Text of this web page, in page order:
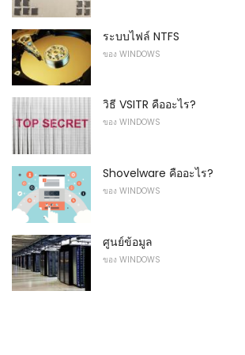
ระบบไฟล์ NTFS
ของ WINDOWS
วิธี VSITR คืออะไร?
ของ WINDOWS
Shovelware คืออะไร?
ของ WINDOWS
ศูนย์ข้อมูล
ของ WINDOWS